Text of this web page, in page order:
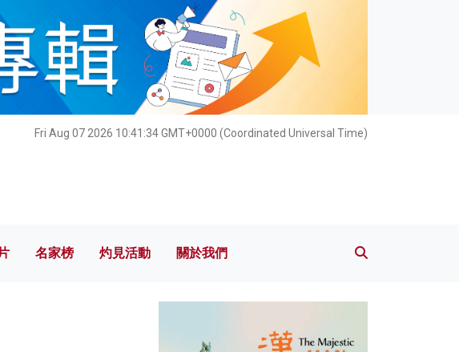
Fri Aug 07 2026 10:41:36 GMT+0000 (Coordinated Universal Time)
影片 名家榜 灼見活動 關於我們
名家榜 灼見活動 關於我們